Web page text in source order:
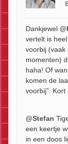
Dankjewel
vertelt is
voorbij (vaak
momenten)
haha! Of
komen de
voorbij”.
@Stefan
een keertje
in een doos